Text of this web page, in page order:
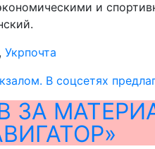
и
, Укрпочта
В соцсетях
ЗА